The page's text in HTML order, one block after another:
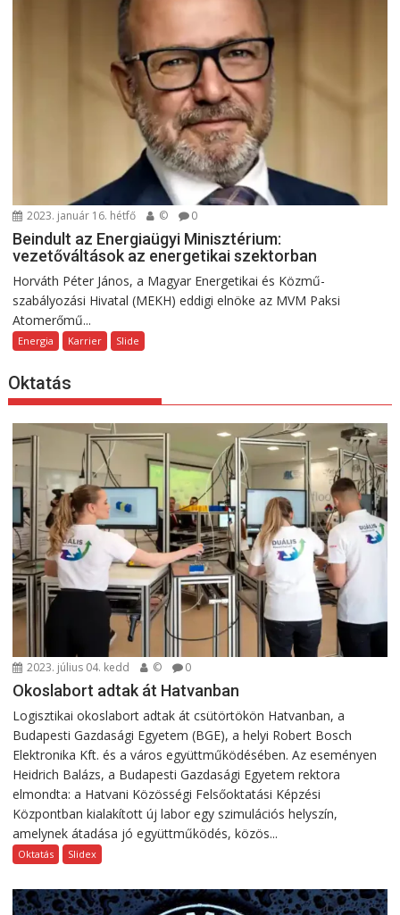
2023. január 16. hétfő © 0
Beindult az Energiaügyi Minisztérium:
vezetőváltások az energetikai szektorban
Horváth Péter János, a Magyar Energetikai és Közmű-
szabályozási Hivatal (MEKH) eddigi elnöke az MVM Paksi
Atomerőmű...
Energia Karrier Slide
Oktatás
2023. július 04. kedd © 0
Okoslabort adtak át Hatvanban
Logisztikai okoslabort adtak át csütörtökön Hatvanban, a
Budapesti Gazdasági Egyetem (BGE), a helyi Robert Bosch
Elektronika Kft. és a város együttműködésében. Az eseményen
Heidrich Balázs, a Budapesti Gazdasági Egyetem rektora
elmondta: a Hatvani Közösségi Felsőoktatási Képzési
Központban kialakított új labor egy szimulációs helyszín,
amelynek átadása jó együttműködés, közös...
Oktatás Slidex